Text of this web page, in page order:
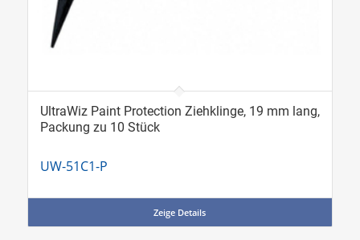
UltraWiz Paint Protection Ziehklinge, 19 mm lang,
Packung zu 10 Stück
UW-51C1-P
Zeige Details